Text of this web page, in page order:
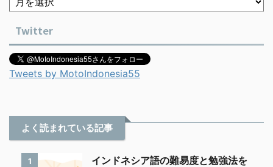
Twitter
Tweets by MotoIndonesia55
よく読まれている記事
1
インドネシア語の難易度と勉強法を